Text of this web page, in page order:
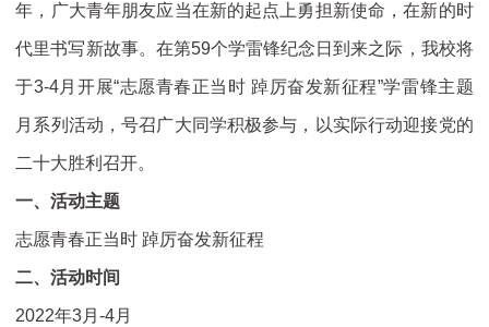
年，广大青年朋友应当在新的起点上勇担新使命，在新的时
代里书写新故事。在第59个学雷锋纪念日到来之际，我校将
于3-4月开展“志愿青春正当时 踔厉奋发新征程”学雷锋主题
月系列活动，号召广大同学积极参与，以实际行动迎接党的
二十大胜利召开。
一、活动主题
志愿青春正当时 踔厉奋发新征程
二、活动时间
2022年3月-4月